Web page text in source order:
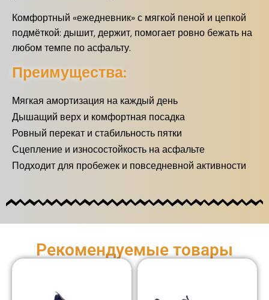
Комфортный «ежедневник» с мягкой пеной и цепкой
подмёткой: дышит, держит, помогает ровно бежать на
любом темпе по асфальту.
Преимущества:
Мягкая амортизация на каждый день
Дышащий верх и комфортная посадка
Ровный перекат и стабильность пятки
Сцепление и износостойкость на асфальте
Подходит для пробежек и повседневной активности
Рекомендуемые товары